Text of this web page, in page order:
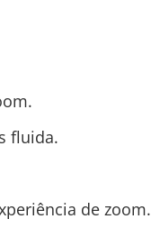
fluida.
de zoom.